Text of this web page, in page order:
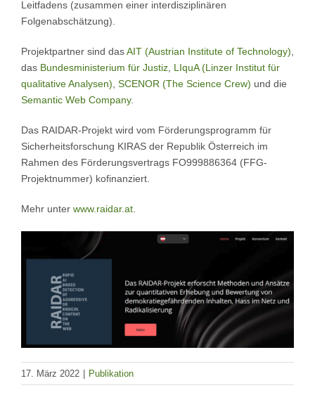
Leitfadens (zusammen einer interdisziplinären
Folgenabschätzung).
Projektpartner sind dasAIT (Austrian Institute of Technology)
das Bundesministerium für Justiz LIquA (Linzer Institut für
qualitative Analysen) SCENOR (The Science Crew) und die
Semantic Web Company.
Das RAIDAR-Projekt wird vom Förderungsprogramm für
Sicherheitsforschung KIRAS der Republik Österreich im
Rahmen des Förderungsvertrags FO999886364 (FFG-
Projektnummer) kofinanziert.
Mehr unter www.raidar.at
17. März 2022 Publikation